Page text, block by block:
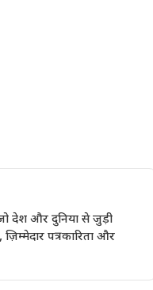
देश और दुनिया से जुड़ी
पत्रकारिता और